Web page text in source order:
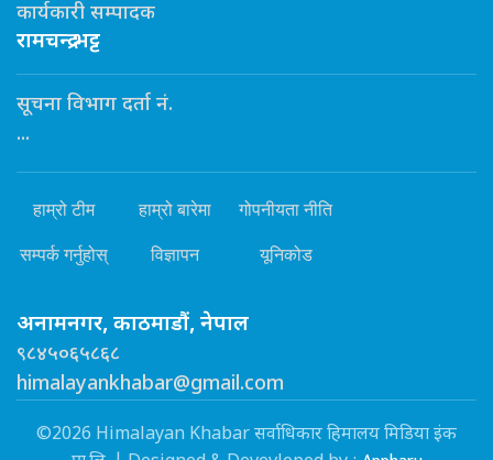
कार्यकारी सम्पादक
रामचन्द्र भट्ट
सूचना विभाग दर्ता नं.
...
हाम्रो टीम हाम्रो बारेमा गोपनीयता नीति
सम्पर्क गर्नुहोस् विज्ञापन यूनिकोड
अनामनगर, काठमाडौं, नेपाल
९८४५०६५८६८
himalayankhabar@gmail.com
©2026 Himalayan Khabar सर्वाधिकार हिमालय मिडिया इंक